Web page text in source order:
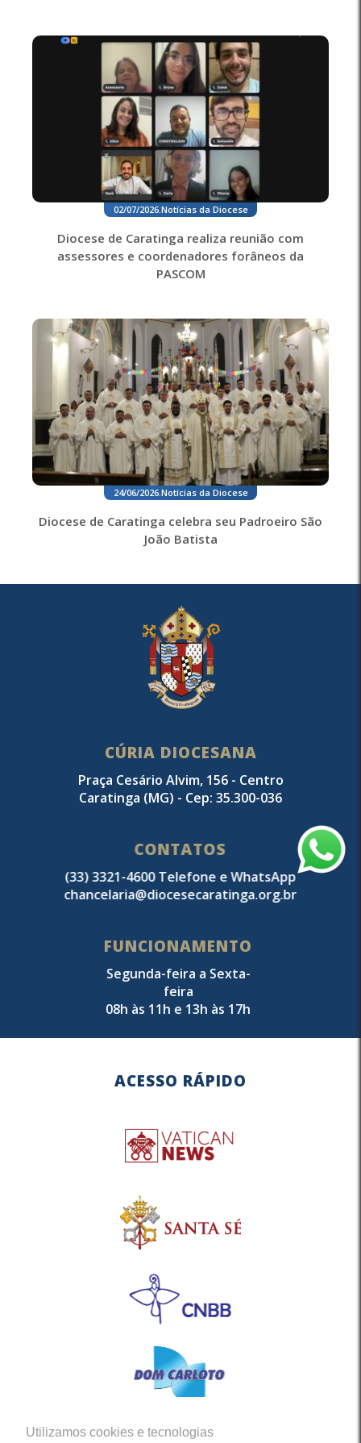
Utilizamos cookies e tecnologias
02/07/2026.Notícias da Diocese
Diocese de Caratinga realiza reunião com
assessores e coordenadores forâneos da
PASCOM
24/06/2026.Notícias da Diocese
Diocese de Caratinga celebra seu Padroeiro São
João Batista
CÚRIA DIOCESANA
Praça Cesário Alvim, 156 - Centro
Caratinga (MG) - Cep: 35.300-036
CONTATOS
(33) 3321-4600 Telefone e WhatsApp
chancelaria@diocesecaratinga.org.br
FUNCIONAMENTO
Segunda-feira a Sexta-
feira
08h às 11h e 13h às 17h
ACESSO RÁPIDO